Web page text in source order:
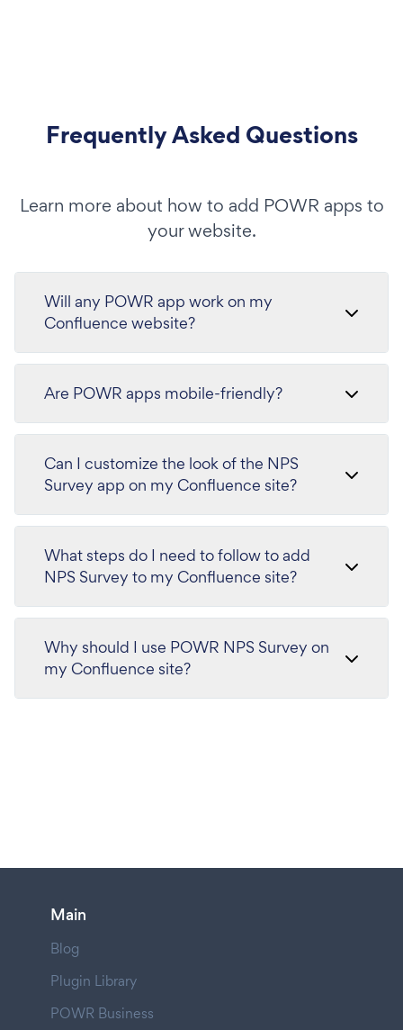
Frequently Asked Questions
Learn more about how to add POWR apps to
your website.
Will any POWR app work on my
Confluence website?
Are POWR apps mobile-friendly?
Can I customize the look of the NPS
Survey app on my Confluence site?
What steps do I need to follow to add
NPS Survey to my Confluence site?
Why should I use POWR NPS Survey on
my Confluence site?
Main
Blog
Plugin Library
POWR Business